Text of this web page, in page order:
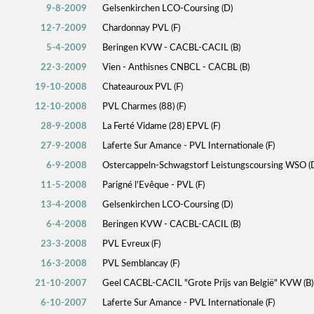
9-8-2009 Gelsenkirchen LCO-Coursing (D)
12-7-2009 Chardonnay PVL (F)
5-4-2009 Beringen KVW - CACBL-CACIL (B)
22-3-2009 Vien - Anthisnes CNBCL - CACBL (B)
19-10-2008 Chateauroux PVL (F)
12-10-2008 PVL Charmes (88) (F)
28-9-2008 La Ferté Vidame (28) EPVL (F)
27-9-2008 Laferte Sur Amance - PVL Internationale (F)
6-9-2008 Ostercappeln-Schwagstorf Leistungscoursing WSO
11-5-2008 Parigné l'Evêque - PVL (F)
13-4-2008 Gelsenkirchen LCO-Coursing (D)
6-4-2008 Beringen KVW - CACBL-CACIL (B)
23-3-2008 PVL Evreux (F)
16-3-2008 PVL Semblancay (F)
21-10-2007 Geel CACBL-CACIL "Grote Prijs van België" KVW (B)
6-10-2007 Laferte Sur Amance - PVL Internationale (F)